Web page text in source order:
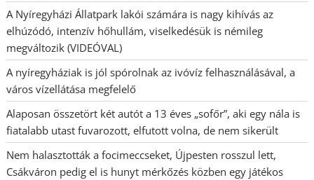
A Nyíregyházi Állatpark lakói számára is nagy kihívás az
elhúzódó, intenzív hőhullám, viselkedésük is némileg
megváltozik (VIDEÓVAL)
A nyíregyháziak is jól spórolnak az ivóvíz felhasználásával, a
város vízellátása megfelelő
Alaposan összetört két autót a 13 éves „sofőr”, aki egy nála is
fiatalabb utast fuvarozott, elfutott volna, de nem sikerült
Nem halasztották a focimeccseket, Újpesten rosszul lett,
Csákváron pedig el is hunyt mérkőzés közben egy játékos